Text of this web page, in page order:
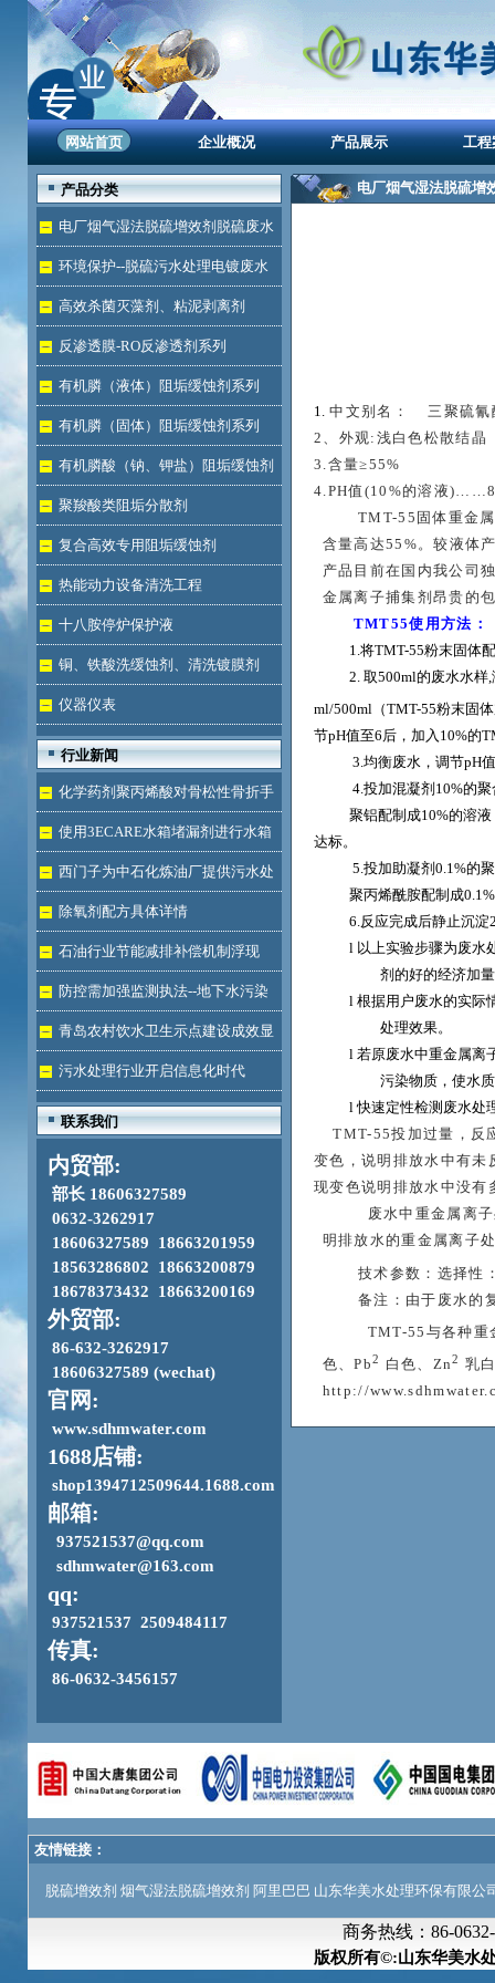
网站首页 企业概况 产品展示 工程
产品分类
电厂烟气湿法脱硫增效剂脱硫废水
处理环境保护--脱硫污水处理电镀废水
达标高效杀菌灭藻剂、粘泥剥离剂
反渗透膜-RO反渗透剂系列
有机膦（液体）阻垢缓蚀剂系列
有机膦（固体）阻垢缓蚀剂系列
有机膦酸（钠、钾盐）阻垢缓蚀剂
液体聚羧酸类阻垢分散剂
复合高效专用阻垢缓蚀剂
热能动力设备清洗工程
十八胺停炉保护液
铜、铁酸洗缓蚀剂、清洗镀膜剂
仪器仪表
行业新闻
化学药剂聚丙烯酸对骨松性骨折手
术成功的用途
使用3ECARE水箱堵漏剂进行水箱
免拆堵漏的维修保养技术
西门子为中石化炼油厂提供污水处
理技术除氧剂配方具体详情
石油行业节能减排补偿机制浮现
防控需加强监测执法--地下水污染
加剧青岛农村饮水卫生示点建设成效显
著 污水处理行业开启信息化时代
联系我们
内贸部:
部长 18606327589
0632-3262917
18606327589 18663201959
18563286802 18663200879
18678373432 18663200169
外贸部:
86-632-3262917
18606327589 (wechat)
官网:
www.sdhmwater.com
1688店铺:
shop1394712509644.1688.com
邮箱:
937521537@qq.com
sdhmwater@163.com
qq:
937521537 2509484117
传真:
86-0632-3456157
电厂烟气湿法脱硫增
1. 中文别名： 三聚硫氰
2 、外观:浅白色松散结晶
3.含量≥55%
4.PH值(10%的溶液
TMT-55 固体重金
含量高达55%。较液体
产品目前在国内我公司
金属离子捕集剂昂贵的
TMT55使用方法：
1.将TMT-55粉末固体
2. 取500ml的废水水样
ml/500ml（TMT-55粉末固
节pH值至6后，加入10%的
3.均衡废水，调节pH
4.投加混凝剂10%的
聚铝配制成10%的溶
达标。
5.投加助凝剂0.1%的
聚丙烯酰胺配制成
6.反应完成后静止沉
l 以上实验步骤为废水
剂的好的经济加
l 根据用户废水的实际
处理效果。
l 若原废水中重金属离
污染物质，使水
l快速定性检测废水处
TMT-55投加过量，反
变色，说明排放水中有
现变色说明排放水中没有
废水中重金属离
明排放水的重金属离子
技术参数：选择性
备注：由于废水的
TMT-55 与各种重
色、Pb2 白色、Zn2乳
http://
友情链接：
脱硫增效剂 烟气湿法脱硫增效剂 阿里巴巴 山东华美水处理环保有限公
商务热线： 86-
版权所有©:山东华美水